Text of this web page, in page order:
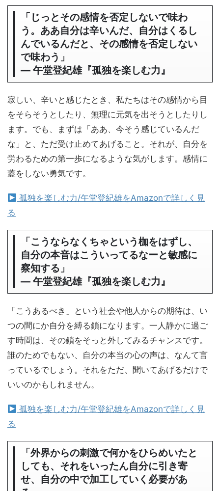
「じっとその感情を否定しないで味わ
う。ああ自分は辛いんだ、自分はくるし
んでいるんだと、その感情を否定しない
で味わう」
― 午堂登紀雄『孤独を楽しむ力』
寂しい、辛いと感じたとき、私たちはその感情から目
をそらそうとしたり、無理に元気を出そうとしたりし
ます。でも、まずは「ああ、今そう感じているんだ
な」と、ただ受け止めてあげること。それが、自分を
労わるための第一歩になるような気がします。感情に
蓋をしない勇気です。
孤独を楽しむ力/午堂登紀雄をAmazonで詳しく見
る
「こうならなくちゃという枷をはずし、
自分の本音はこういってるなーと敏感に
察知する」
― 午堂登紀雄『孤独を楽しむ力』
「こうあるべき」という社会や他人からの期待は、い
つの間にか自分を縛る鎖になります。一人静かに過ご
す時間は、その鎖をそっと外してみるチャンスです。
誰のためでもない、自分の本当の心の声は、なんて言
っているでしょう。それをただ、聞いてあげるだけで
いいのかもしれません。
孤独を楽しむ力/午堂登紀雄をAmazonで詳しく見
る
「外界からの刺激で何かをひらめいたと
しても、それをいったん自分に引き寄
せ、自分の中で加工していく必要があ